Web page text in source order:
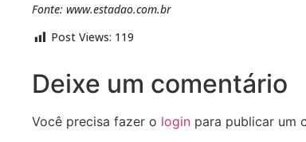
Fonte: www.estadao.com.br
Post Views: 119
Deixe um comentário
Você precisa fazer o login para publicar um